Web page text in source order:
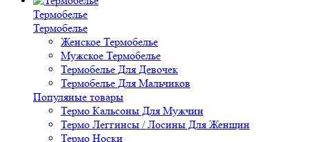
Термобелье
Термобелье
Женское Термобелье
Мужское Термобелье
Термобелье Для Девочек
Термобелье Для Мальчиков
Популяные товары
Термо Кальсоны Для Мужчин
Термо Леггинсы / Лосины Для Женщин
Термо Носки